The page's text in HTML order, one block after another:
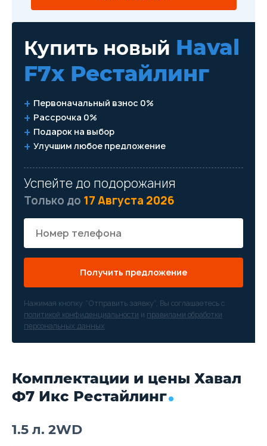
Купить новый Haval
F7x Рестайлинг
Первоначальный взнос 0%
Рассрочка 0%
Подарок на выбор
Улучшим любое предложение
Успейте до подорожания
Только до 17 Августа 2026
Получить предложение
Нажимая кнопку “Отправить заявку”, Вы соглашаетесь с
политикой конфиденциальности и правилами обработки
персональных данных
Комплектации и цены Хавал
Ф7 Икс Рестайлинг
1.5 л. 2WD